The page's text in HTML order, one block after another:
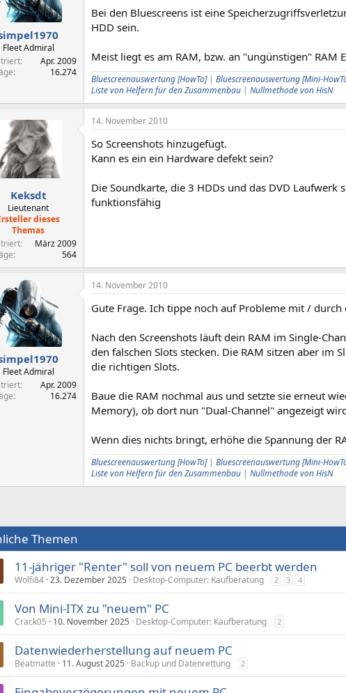
Fleet Admiral
Apr. 2009
16.274
Bei den Bluescreens ist eine
HDD sein.
Meist liegt es am RAM, bzw. an "ungünstigen" RAM
Bluescreenauswertung [HowTo]| Bluescreenauswertung [Mini-
Liste von Helfern für den Zusammenbau | Nullmethode von HisN
Keksdt
Lieutenant
dieses
Themas
März 2009
564
14. November 2010
So Screenshots hinzugefügt.
Kann es ein ein Hardware defekt sein?
Die Soundkarte, die 3 HDDs und das DVD
funktionsfähig
Fleet Admiral
Apr. 2009
16.274
14. November 2010
Gute Frage. Ich tippe noch auf Probleme mit / durch
Nach den Screenshots läuft dein RAM im Single-
den falschen Slots stecken. Die RAM sitzen aber im
die richtigen Slots.
Baue die RAM nochmal aus und setzte sie erneut
Memory), ob dort nun "Dual-Channel" angezeigt
Wenn dies nichts bringt, erhöhe die Spannung der
Bluescreenauswertung [HowTo]| Bluescreenauswertung [Mini-
Liste von Helfern für den Zusammenbau | Nullmethode von HisN
Themen
11-jähriger "Renter" soll von neuem PC beerbt werden
Wolfi84 23. Dezember 2025 Desktop-Computer: Kaufberatung 2 3 4
Von Mini-ITX zu "neuem" PC
Crack05 10. November 2025 Desktop-Computer: Kaufberatung 2
Datenwiederherstellung auf neuem PC
Beatmatte 11. August 2025 Backup und Datenrettung 2